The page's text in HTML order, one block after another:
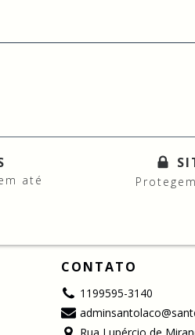
até
CONTATO
1199595-3140